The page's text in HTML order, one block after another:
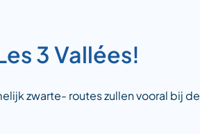
3 Vallées!
zwarte- routes zullen vooral bij de